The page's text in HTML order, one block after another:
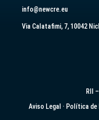
info@newcre.eu
Via Calatafimi, 7, 10042
RII
Aviso Legal · Política de